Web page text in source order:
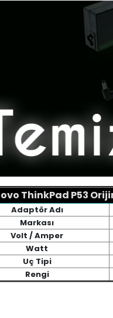
ThinkPad P53
Adaptör Adı
Markası
Volt / Amper
Watt
Uç Tipi
Rengi